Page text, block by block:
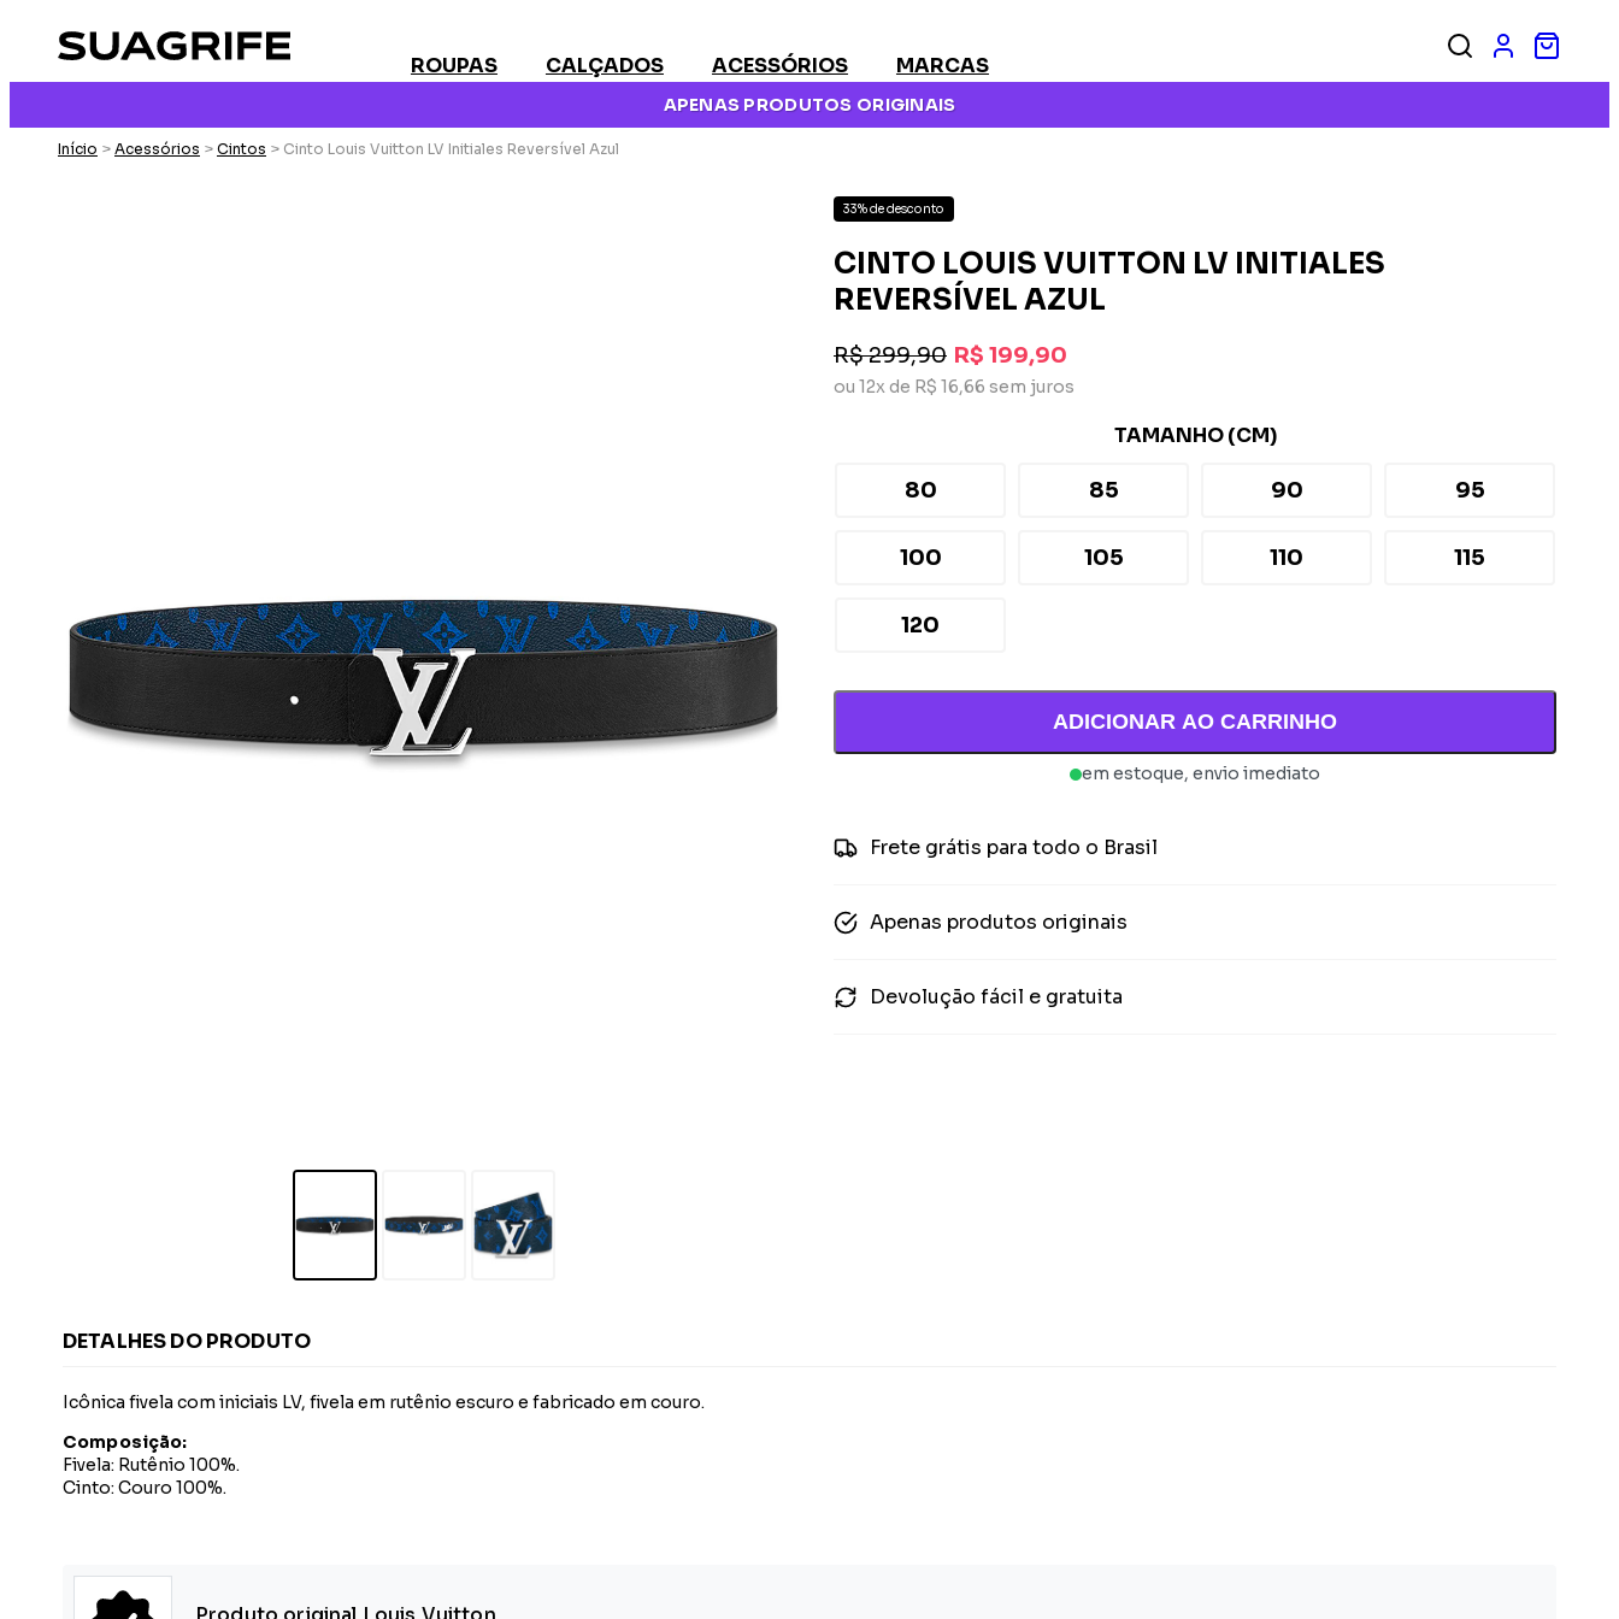
ROUPAS CALÇADOS ACESSÓRIOS MARCAS
APENAS PRODUTOS ORIGINAIS
Início > Acessórios > Cintos > Cinto Louis Vuitton LV Initiales Reversível Azul
33% de desconto
CINTO LOUIS VUITTON LV INITIALES
REVERSÍVEL AZUL
R$ 299,90 R$ 199,90
ou 12x de R$ 16,66 sem juros
TAMANHO (CM)
80 85 90 95
100 105 110 115
120
ADICIONAR AO CARRINHO
em estoque, envio imediato
Frete grátis para todo o Brasil
Apenas produtos originais
Devolução fácil e gratuita
DETALHES DO PRODUTO
Icônica fivela com iniciais LV, fivela em rutênio escuro e fabricado em couro.
Composição:
Fivela: Rutênio 100%.
Cinto: Couro 100%.